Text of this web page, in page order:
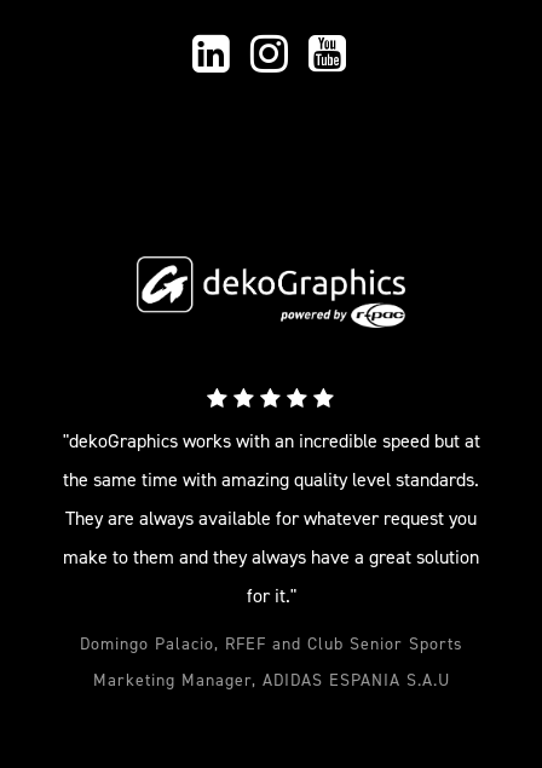
"dekoGraphics works with an incredible speed but at
the same time with amazing quality level standards.
They are always available for whatever request you
make to them and they always have a great solution
for it."
Domingo Palacio, RFEF and Club Senior Sports
Marketing Manager, ADIDAS ESPANIA S.A.U